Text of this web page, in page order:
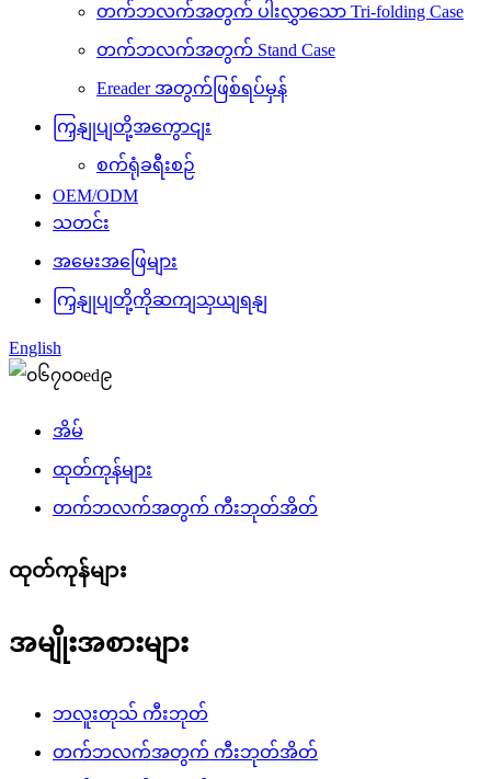
တက်ဘလက်အတွက် ပါးလွှာသော Tri-folding Case
တက်ဘလက်အတွက် Stand Case
Ereader အတွက်ဖြစ်ရပ်မှန်
ကြှနျုပျတို့အကွောငျး
စက်ရုံခရီးစဉ်
OEM/ODM
သတင်း
အမေးအဖြေများ
ကြှနျုပျတို့ကိုဆကျသှယျရနျ
English
အိမ်
ထုတ်ကုန်များ
တက်ဘလက်အတွက် ကီးဘုတ်အိတ်
ထုတ်ကုန်များ
အမျိုးအစားများ
ဘလူးတုသ် ကီးဘုတ်
တက်ဘလက်အတွက် ကီးဘုတ်အိတ်